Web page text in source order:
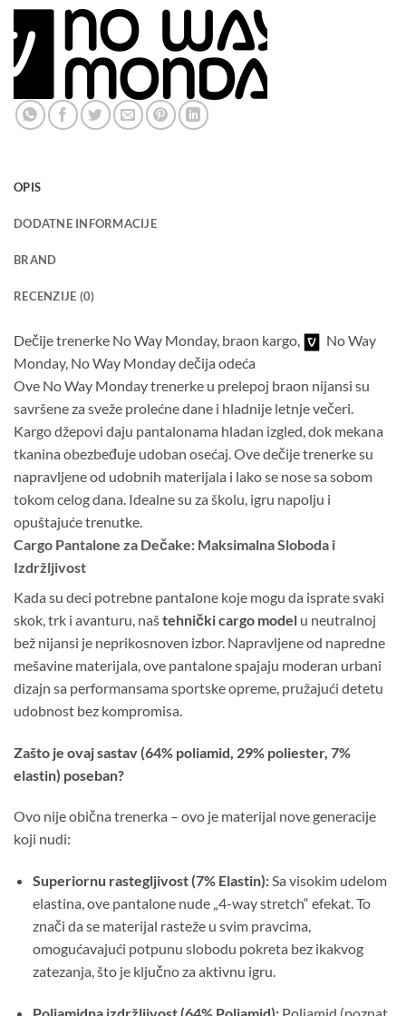
OPIS
DODATNE INFORMACIJE
BRAND
RECENZIJE (0)
Dečije trenerke No Way Monday, braon kargo,
No Way
Monday, No Way Monday dečija odeća
Ove No Way Monday trenerke u prelepoj braon nijansi su
savršene za sveže prolećne dane i hladnije letnje večeri.
Kargo džepovi daju pantalonama hladan izgled, dok mekana
tkanina obezbeđuje udoban osećaj. Ove dečije trenerke su
napravljene od udobnih materijala i lako se nose sa sobom
tokom celog dana. Idealne su za školu, igru napolju i
opuštajuće trenutke.
Cargo Pantalone za Dečake: Maksimalna Sloboda i
Izdržljivost
Kada su deci potrebne pantalone koje mogu da isprate svaki
skok, trk i avanturu, naštehnički cargo model u neutralnoj
bež nijansi je neprikosnoven izbor. Napravljene od napredne
mešavine materijala, ove pantalone spajaju moderan urbani
dizajn sa performansama sportske opreme, pružajući detetu
udobnost bez kompromisa.
Zašto je ovaj sastav (64% poliamid, 29% poliester, 7%
elastin) poseban?
Ovo nije obična trenerka – ovo je materijal nove generacije
koji nudi:
Superiornu rastegljivost (7% Elastin):Sa visokim udelom
elastina, ove pantalone nude „4-way stretch“ efekat. To
znači da se materijal rasteže u svim pravcima,
omogućavajući potpunu slobodu pokreta bez ikakvog
zatezanja, što je ključno za aktivnu igru.